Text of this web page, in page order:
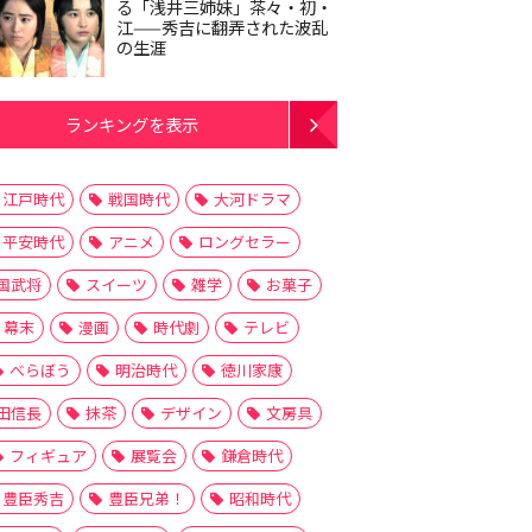
る「浅井三姉妹」茶々・初・
江——秀吉に翻弄された波乱
の生涯
ランキングを表示
江戸時代 戦国時代
大河ドラマ
平安時代
アニメ
ロングセラー
武将
スイーツ 雑学
お菓子
幕末
漫画 時代劇
テレビ
べらぼう
明治時代
徳川家康
信長
抹茶 デザイン
文房具
フィギュア
展覧会
鎌倉時代
豊臣秀吉
豊臣兄弟！
昭和時代